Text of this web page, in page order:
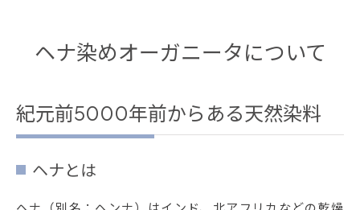
ヘナ染めオーガニータについて
紀元前5000年前からある天然染料
ヘナとは